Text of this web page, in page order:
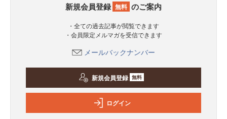
新規会員登録 無料 のご案内
・全ての過去記事が閲覧できます
・会員限定メルマガを受信できます
メールバックナンバー
新規会員登録 無料
ログイン